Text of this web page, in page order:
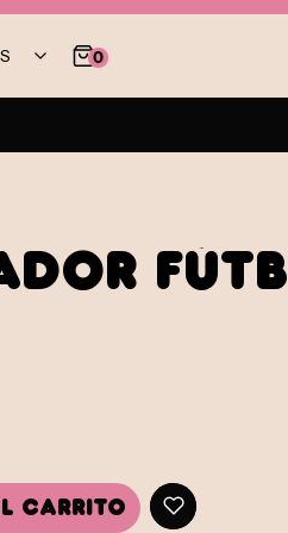
0
carrito